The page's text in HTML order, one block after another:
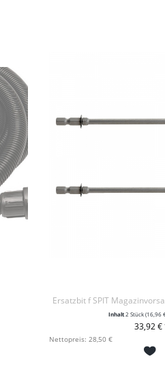
Ersatzbit f SPIT
Inhalt2 Stück(16,96
33,92 €
+ IN DEN
Nettopreis: 28,50 €